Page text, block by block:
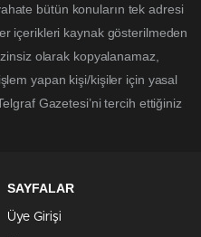
bütün konuların tek adresi
içerikleri kaynak gösterilmeden
olarak kopyalanamaz,
yapan kişi/kişiler için yasal
Gazetesi’ni tercih ettiğiniz
SAYFALAR
Üye Girişi